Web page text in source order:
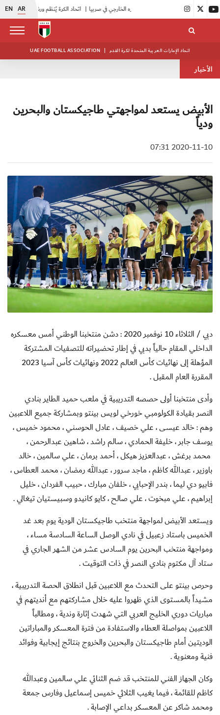
EN AR
أبيض الشباب يُكثف استعداداته للتصفيات الآسيوية |
UAE FOOTBALL ASSOCIATION | اتحاد الإمارات العربية المتحدة لكرة القدم
الأخبار
الأبيض يستعد لمواجهتي طاجيكستان والبحرين
ودياً
2020-11-10 07:31
دبي / الثلاثاء 10 نوفمبر 2020 :
دشن منتخبنا الوطني أمس معسكره
الداخلي المقام حالياً بدبيفي إطار تحضيراته للتصفيات المشتركة
المؤهلة إلى نهائيات كأس العالم 2022 ونهائيات كأس آسيا 2023
المقررة العام المقبل .
وأدى منتخبنا أولى حصصه التدريبية في ملعب حميد الطاير بنادي
النصر بقيادة الكولومبي خورخي لويس بينتو وبمشاركة جميع اللاعبين
وهم : خالد عيسى ، علي خصيف ، عادل الحوسني ، محمود خميس ،
يوسف جابر ، خليفة الحمادي ، سالم راشد ، شاهين عبدالرحمن ،
محمد برغش ، عبدالعزيز هيكل ، أحمد برمان ، علي سالمين ، خالد
باوزير ، عبدالله كاظم ، ماجد سرور ، عبدالله رمضان ، محمد العطاس ،
فابيو دي ليما ، بندر الإحبابي ، خلفان مبارك ، حبيب الفردان ، خليل
إبراهيم ، علي مبخوت ، علي صالح ، كايو كانيدو وسبيستيان تيغالي .
ويستعد الأبيض لمواجهة منتخب طاجيكستان الودية يوم بعد غد
الخميس باستاد زعبيل في نادي الوصل الساعة السادسة مساء ،
ومواجهة منتخب البحرين يوم السادس عشر من الشهر الجاري في
ستاد آل مكتوم بنادي النصر في ذات التوقيت .
وحرص بينتو على التحدث مع اللاعبين قبل انطلاق الحصة التدريبية ،
مشيداً بالمستوى الذي ظهروا عليه خلال مشاركتهم مع أنديتهم في
مباريات دوري الخليج العربي التي شهدت إثارة وندية ، ومطالباً
اللاعبين بمواصلة العطاء والاستفادة من فترة المعسكر والمباراتين
الوديتين أمام طاجيكستان والبحرين والخروج بنتائج إيجابية وفوائد
فنية ومعنوية .
وكان الجهاز الفني للمنتخب قد ضم الثنائي علي سالمين وعبدالله
كاظم للقائمة ، فيما يغيب الثلاثي خميس إسماعيل وفارس جمعة
ومحمد شاكر عن المعسكر بداعي الإصابة .